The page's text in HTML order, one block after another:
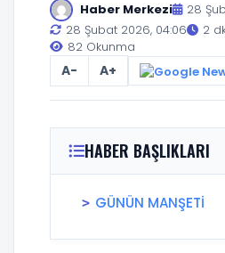
Haber Merkezi
28
28 Şubat 2026, 04:06
2
82 Okunma
A- A+
HABER BAŞLIKLARI
GÜNÜN MANŞETİ